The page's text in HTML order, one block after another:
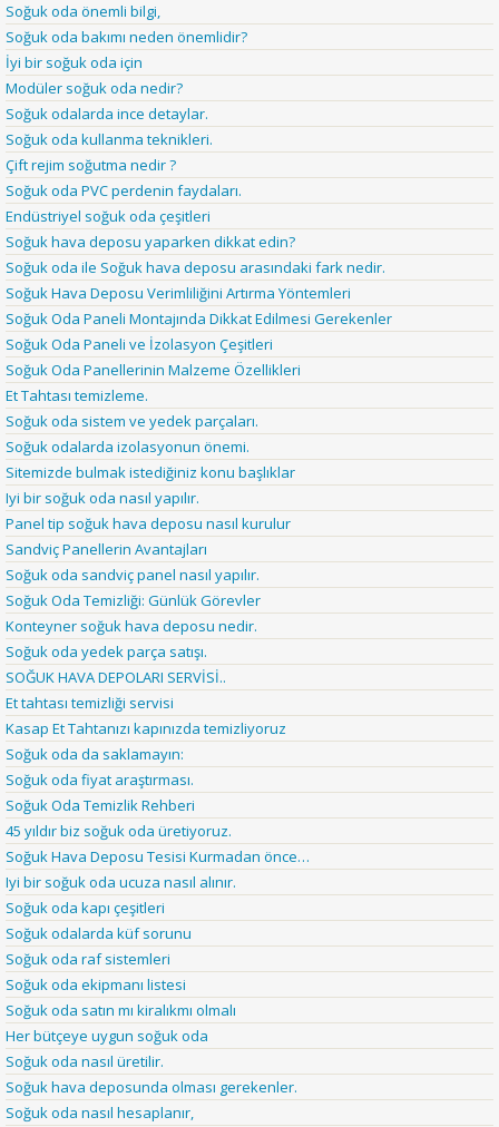
Soğuk oda önemli bilgi,
Soğuk oda bakımı neden önemlidir?
İyi bir soğuk oda için
Modüler soğuk oda nedir?
Soğuk odalarda ince detaylar.
Soğuk oda kullanma teknikleri.
Çift rejim soğutma nedir ?
Soğuk oda PVC perdenin faydaları.
Endüstriyel soğuk oda çeşitleri
Soğuk hava deposu yaparken dikkat edin?
Soğuk oda ile Soğuk hava deposu arasındaki fark nedir.
Soğuk Hava Deposu Verimliliğini Artırma Yöntemleri
Soğuk Oda Paneli Montajında Dikkat Edilmesi Gerekenler
Soğuk Oda Paneli ve İzolasyon Çeşitleri
Soğuk Oda Panellerinin Malzeme Özellikleri
Et Tahtası temizleme.
Soğuk oda sistem ve yedek parçaları.
Soğuk odalarda izolasyonun önemi.
Sitemizde bulmak istediğiniz konu başlıklar
Iyi bir soğuk oda nasıl yapılır.
Panel tip soğuk hava deposu nasıl kurulur
Sandviç Panellerin Avantajları
Soğuk oda sandviç panel nasıl yapılır.
Soğuk Oda Temizliği: Günlük Görevler
Konteyner soğuk hava deposu nedir.
Soğuk oda yedek parça satışı.
SOĞUK HAVA DEPOLARI SERVİSİ..
Et tahtası temizliği servisi
Kasap Et Tahtanızı kapınızda temizliyoruz
Soğuk oda da saklamayın:
Soğuk oda fiyat araştırması.
Soğuk Oda Temizlik Rehberi
45 yıldır biz soğuk oda üretiyoruz.
Soğuk Hava Deposu Tesisi Kurmadan önce…
Iyi bir soğuk oda ucuza nasıl alınır.
Soğuk oda kapı çeşitleri
Soğuk odalarda küf sorunu
Soğuk oda raf sistemleri
Soğuk oda ekipmanı listesi
Soğuk oda satın mı kiralıkmı olmalı
Her bütçeye uygun soğuk oda
Soğuk oda nasıl üretilir.
Soğuk hava deposunda olması gerekenler.
Soğuk oda nasıl hesaplanır,